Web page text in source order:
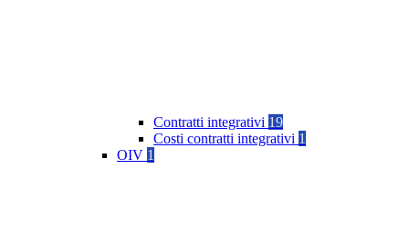
Contratti integrativi 19
Costi contratti integrativi 1
OIV 1